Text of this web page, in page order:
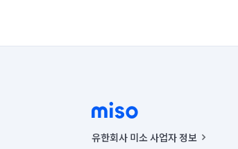
유한회사 미소 사업자 정보